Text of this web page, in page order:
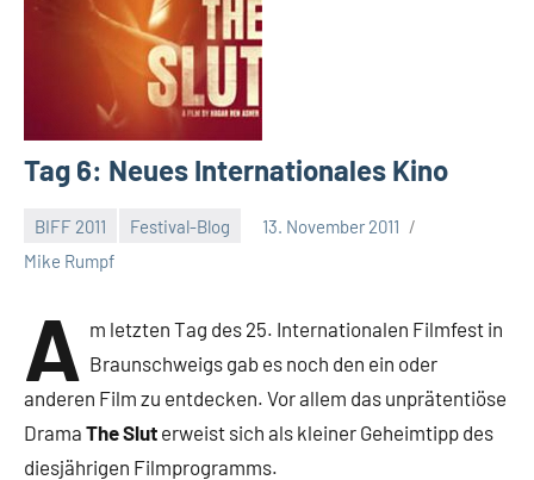
Tag 6: Neues Internationales Kino
BIFF 2011 Festival-Blog
13. November 2011
Mike Rumpf
A m letzten Tag des 25. Internationalen Filmfest in
Braunschweigs gab es noch den ein oder
anderen Film zu entdecken. Vor allem das unprätentiöse
Drama The Slut erweist sich als kleiner Geheimtipp des
diesjährigen Filmprogramms.